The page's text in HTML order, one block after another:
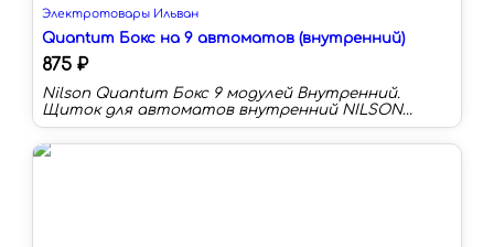
Электротовары Ильван
Quantum Бокс на 9 автоматов (внутренний)
875 ₽
Nilson Quantum Бокс 9 модулей Внутренний.
Щиток для автоматов внутренний NILSON
quantum используется для размещения
низковольтного модульного оборудования и
автоматики. Благодаря элегантному дизайну